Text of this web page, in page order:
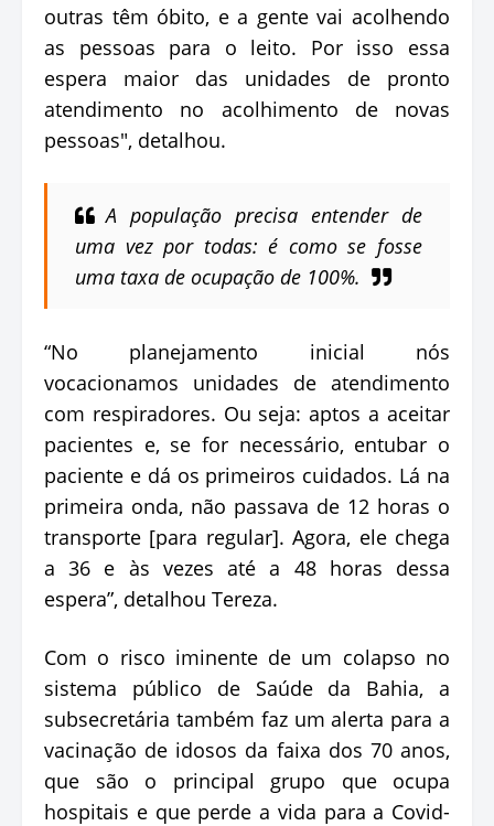
outras têm óbito, e a gente vai acolhendo
as pessoas para o leito. Por isso essa
espera maior das unidades de pronto
atendimento no acolhimento de novas
pessoas", detalhou.
A população precisa entender de
uma vez por todas: é como se fosse
uma taxa de ocupação de 100%.
“No planejamento inicial nós
vocacionamos unidades de atendimento
com respiradores. Ou seja: aptos a aceitar
pacientes e, se for necessário, entubar o
paciente e dá os primeiros cuidados. Lá na
primeira onda, não passava de 12 horas o
transporte [para regular]. Agora, ele chega
a 36 e às vezes até a 48 horas dessa
espera”, detalhou Tereza.
Com o risco iminente de um colapso no
sistema público de Saúde da Bahia, a
subsecretária também faz um alerta para a
vacinação de idosos da faixa dos 70 anos,
que são o principal grupo que ocupa
hospitais e que perde a vida para a Covid-